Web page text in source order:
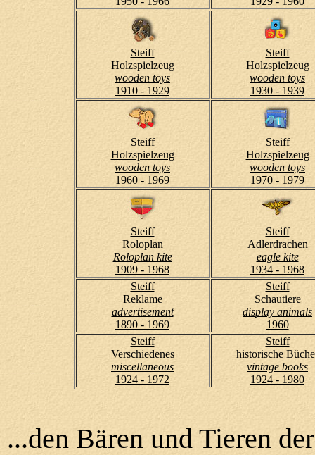
Steiff
Holzspielzeug
wooden toys
1910 - 1929
Steiff
Holzspielzeug
wooden toys
1930 - 1939
Steiff
Holzspielzeug
wooden toys
1960 - 1969
Steiff
Holzspielzeug
wooden toys
1970 - 1979
Steiff
Roloplan
Roloplan kite
1909 - 1968
Steiff
Adlerdrachen
eagle kite
1934 - 1968
Steiff
Reklame
advertisement
1890 - 1969
Steiff
Schautiere
display animals
1960
Steiff
Verschiedenes
miscellaneous
1924 - 1972
Steiff
historische
vintage books
1924 - 1980
...den Bären und Tieren